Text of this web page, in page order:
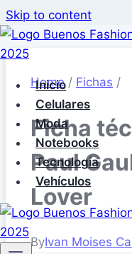
Skip to content
Inicio
Celulares
Moda
Notebooks
Tecnología
Vehículos
Home / Fichas /
Ficha
Paul
Lover
ByIvan Moises